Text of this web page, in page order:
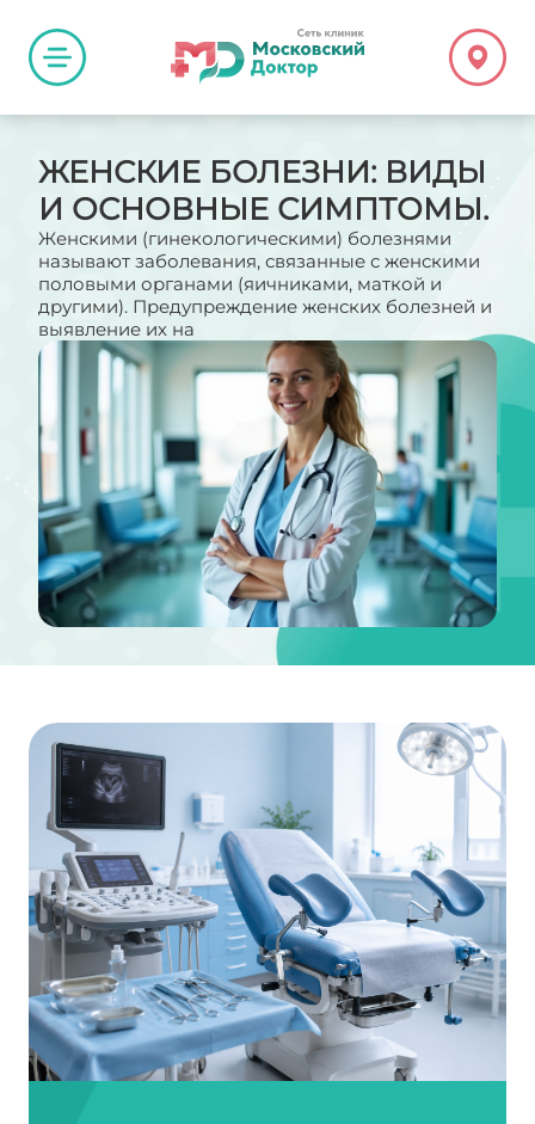
ЖЕНСКИЕ БОЛЕЗНИ: ВИДЫ
И ОСНОВНЫЕ СИМПТОМЫ.
Женскими (гинекологическими) болезнями
называют заболевания, связанные с женскими
половыми органами (яичниками, маткой и
другими). Предупреждение женских болезней и
выявление их на